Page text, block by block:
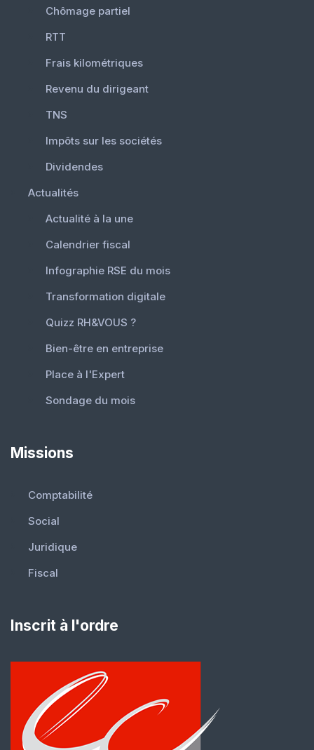
Chômage partiel
RTT
Frais kilométriques
Revenu du dirigeant
TNS
Impôts sur les sociétés
Dividendes
Actualités
Actualité à la une
Calendrier fiscal
Infographie RSE du mois
Transformation digitale
Quizz RH&VOUS ?
Bien-être en entreprise
Place à l'Expert
Sondage du mois
Missions
Comptabilité
Social
Juridique
Fiscal
Inscrit à l'ordre